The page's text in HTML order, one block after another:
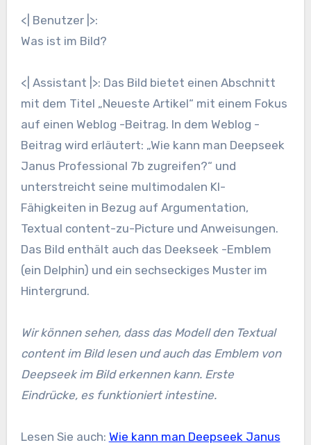
<| Benutzer |>:
Was ist im Bild?
<| Assistant |>: Das Bild bietet einen Abschnitt
mit dem Titel „Neueste Artikel“ mit einem Fokus
auf einen Weblog -Beitrag. In dem Weblog -
Beitrag wird erläutert: „Wie kann man Deepseek
Janus Professional 7b zugreifen?“ und
unterstreicht seine multimodalen KI-
Fähigkeiten in Bezug auf Argumentation,
Textual content-zu-Picture und Anweisungen.
Das Bild enthält auch das Deekseek -Emblem
(ein Delphin) und ein sechseckiges Muster im
Hintergrund.
Wir können sehen, dass das Modell den Textual
content im Bild lesen und auch das Emblem von
Deepseek im Bild erkennen kann. Erste
Eindrücke, es funktioniert intestine.
Lesen Sie auch: Wie kann man Deepseek Janus